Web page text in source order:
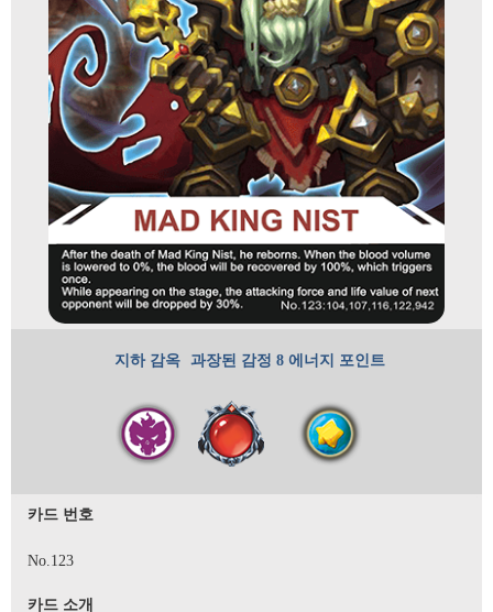
지하 감옥 과장된 감정 8 에너지 포인트
카드 번호
No.123
카드 소개